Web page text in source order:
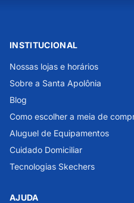
INSTITUCIONAL
Nossas lojas e horários
Sobre a Santa Apolônia
Blog
Como escolher a meia de
Aluguel de Equipamentos
Cuidado Domiciliar
Tecnologias Skechers
AJUDA